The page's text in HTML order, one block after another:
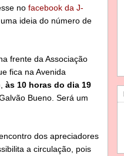
no facebook da J-
ideia do número de
frente da Associação
fica na Avenida
às 10 horas do dia 19
Bueno. Será um
dos apreciadores
a circulação, pois